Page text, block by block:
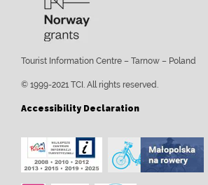
Tourist Information Centre – Tarnow – Poland
© 1999-2021 TCI. All rights reserved.
Accessibility Declaration